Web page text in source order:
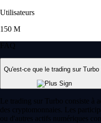
320k Reviews
4.5
660k Reviews